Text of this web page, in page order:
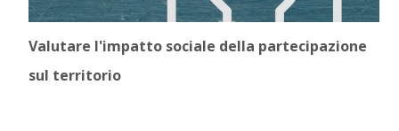
Valutare l'impatto sociale della partecipazione
sul territorio